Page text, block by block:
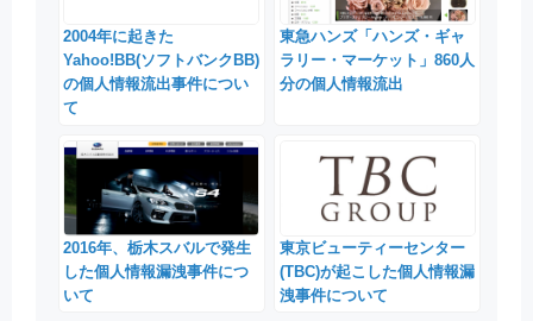
2004年に起きた
Yahoo!BB(ソフトバンクBB)
の個人情報流出事件につい
て
東急ハンズ「ハンズ・ギャ
ラリー・マーケット」860人
分の個人情報流出
2016年、栃木スバルで発生
した個人情報漏洩事件につ
いて
東京ビューティーセンター
(TBC)が起こした個人情報漏
洩事件について